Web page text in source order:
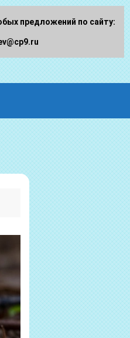
предложений по сайту: